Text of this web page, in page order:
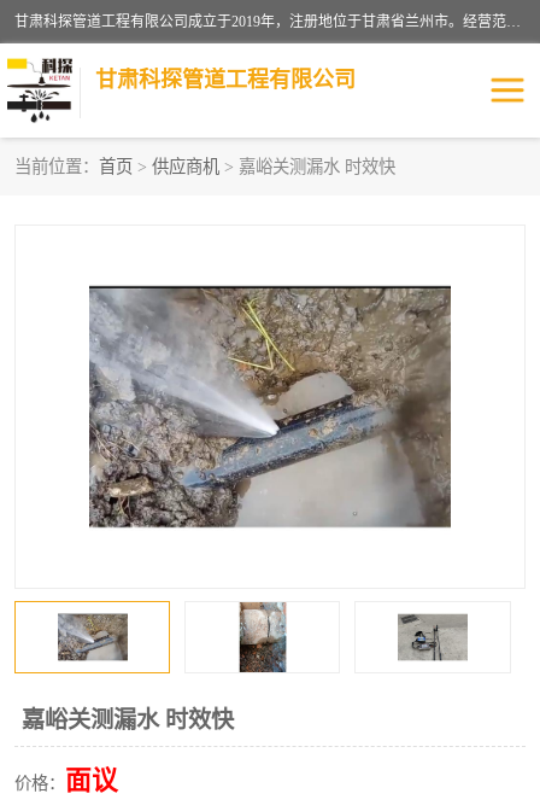
甘肃科探管道工程有限公司成立于2019年，注册地位于甘肃省兰州市。经营范围包括管道安装、清洗、疏通、维修、检测，防水工程，工程钻孔，化粪池清理，暖气安装，给排水管道安装维修，室内外管道如消防、供水、供热管道漏水检测定位，室内外防水堵漏等。
甘肃科探管道工程有限公司
当前位置： 首页 > 供应商机 > 嘉峪关测漏水 时效快
嘉峪关测漏水 时效快
价格： 面议
供热管道漏水 排水管道漏水
自来水管漏水 管道疏通
高压车疏通清淤